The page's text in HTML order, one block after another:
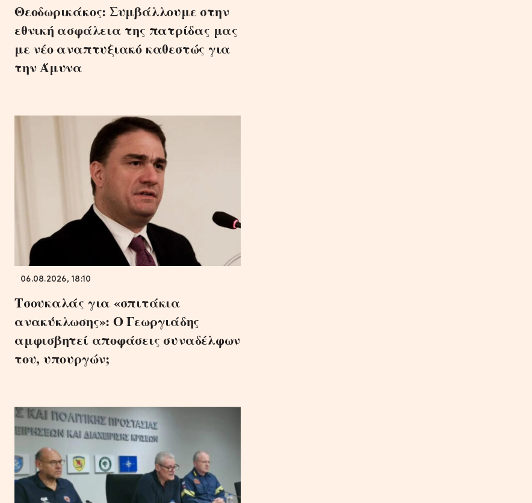
Θεοδωρικάκος: Συμβάλλουμε στην
εθνική ασφάλεια της πατρίδας μας
με νέο αναπτυξιακό καθεστώς για
την Άμυνα
06.08.2026, 18:10
Τσουκαλάς για «σπιτάκια
ανακύκλωσης»: Ο Γεωργιάδης
αμφισβητεί αποφάσεις συναδέλφων
του, υπουργών;